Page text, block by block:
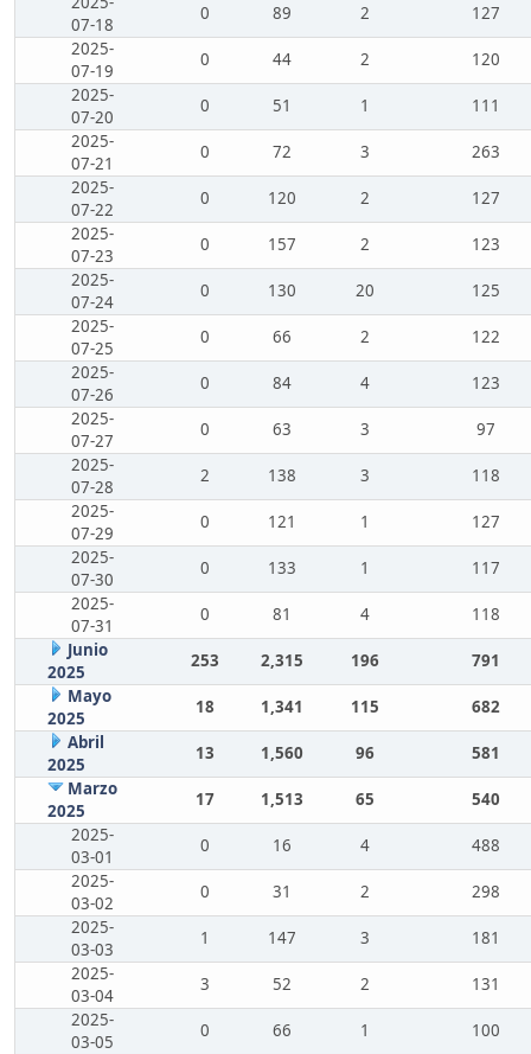
07-18
0 89 2
127
2025-
07-19
0 44 2
120
2025-
07-20
0 51 1
111
2025-
07-21
0 72 3
263
2025-
07-22
0 120 2
127
2025-
07-23
0 157 2
123
2025-
07-24
0 130 20
125
2025-
07-25
0 66 2
122
2025-
07-26
0 84 4
123
2025-
07-27
0 63 3
97
2025-
07-28
2 138 3
118
2025-
07-29
0 121 1
127
2025-
07-30
0 133 1
117
2025-
07-31
0 81 4
118
Junio
2025
253 2,315 196
791
Mayo
2025
18 1,341 115
682
Abril
2025
13 1,560 96
581
Marzo
2025
17 1,513 65
540
2025-
03-01
0 16 4
488
2025-
03-02
0 31 2
298
2025-
03-03
1 147 3
181
2025-
03-04
3 52 2
131
2025-
03-05
0 66 1
100